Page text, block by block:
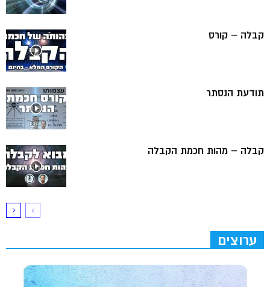
קבלה – קורס
תודעת הנסתר
קבלה – מהות חכמת הקבלה
ערוצים